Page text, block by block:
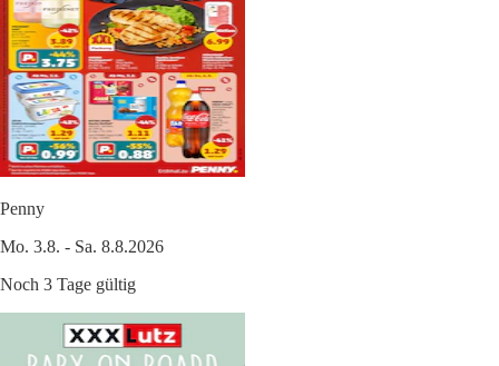
Penny
Mo. 3.8. - Sa. 8.8.2026
Noch 3 Tage gültig